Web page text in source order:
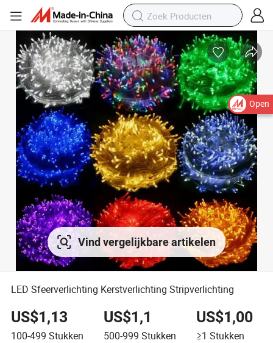
Open
Vind vergelijkbare artikelen
LED Sfeerverlichting Kerstverlichting Stripverlichting
US$1,13
100-499 Stukken
US$1,1
500-999 Stukken
US$1,00
≥1 Stukken